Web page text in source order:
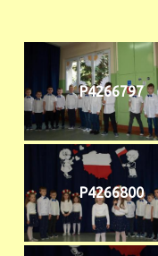
P4266797
P4266800